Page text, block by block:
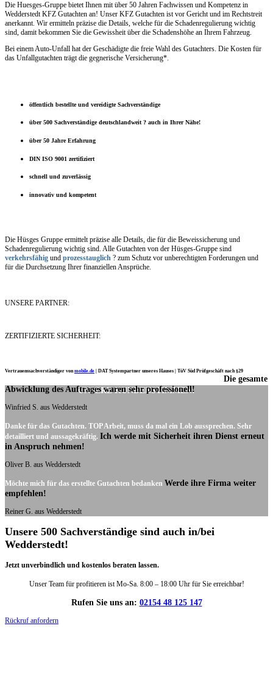
Die Huesges-Gruppe bietet Ihnen mit über 50 Jahren Fachwissen und Kompetenz in
Wedderstedt KFZ Gutachten an! Unser KFZ Gutachten ist vor Gericht und im Rechtstreit
anerkannt. Wir ermitteln präzise die Details, welche für die Schadenregulierung wichtig
sind, damit bekommen Sie die Gewissheit über die Schadenshöhe an Ihrem Fahrzeug.
Bei einem Auto-Unfall hat der Geschädigte die freie Wahl des Gutachters. Die Kosten für
das Unfallgutachten trägt die gegnerische Versicherung*.
öffentlich bestellte und vereidigte Sachverständige
über 500 Sachverständige deutschlandweit ? auch in Ihrer Nähe!
über 50 Jahre Erfahrung
DIN ISO 9001 zertifiziert
schnell und zuverlässig
innovativ und kompetent
Die Hüsges Gruppe ermittelt präzise alle Details, die für die Beweissicherung und
Schadenregulierung wichtig sind. Alle Gutachten von der Hüsges-Gruppe sind
verkehrsfähig und prozesstauglich ? zum Schutz vor unberechtigten Forderungen und
für die Durchsetzung Ihrer finanziellen Ansprüche.
UNSERE PARTNER:
ZERTIFIZIERTE SICHERHEIT:
Vertrauenssachverständiger vonmobile.de DAT Systempartner unseres Hauses | TüV Süd Prüfgeschäft nach §29
UNSERE KUNDENSTIMMEN:
Die gesamte
Abwicklung des Auftrages waren sehr professionell!
Winfried S. aus Wedderstedt
Danke für das Gutachten. TOP Arbeit, muss da mal ein Lob aussprechen. Sehr
detailliert und aussagekräftig. Ich werde mit Sicherheit ihren Dienst erneut
in Anspruch nehmen!
Oliver B. aus Wedderstedt
Möchte mich für das erstellte Gutachten bedanken Werde ihre Firma weiter
empfehlen!
Reiner G. aus Wedderstedt
Unsere 500 Sachverständige sind auch in/bei
Wedderstedt!
Jetzt unverbindlich und kostenlos beraten lassen.
Unser Team für profitieren ist Mo-Sa. 8:00 – 18:00 Uhr für Sie erreichbar!
Rufen Sie uns an: 02154 48 125 147
Rückruf anfordern